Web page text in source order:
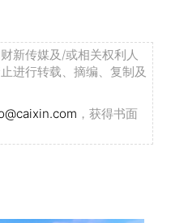
新传媒及/或相关权利人
进行转载、摘编、复制及
，获得书面